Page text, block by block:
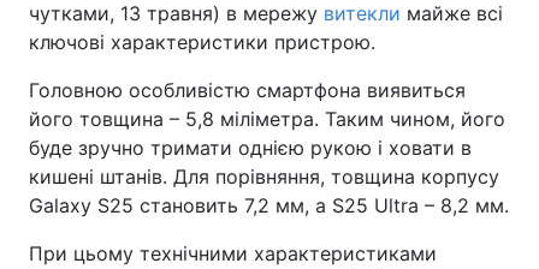
чутками, 13 травня) в мережу витекли майже всі
ключові характеристики пристрою.
Головною особливістю смартфона виявиться
його товщина – 5,8 міліметра. Таким чином, його
буде зручно тримати однією рукою і ховати в
кишені штанів. Для порівняння, товщина корпусу
Galaxy S25 становить 7,2 мм, а S25 Ultra – 8,2 мм.
При цьому технічними характеристиками